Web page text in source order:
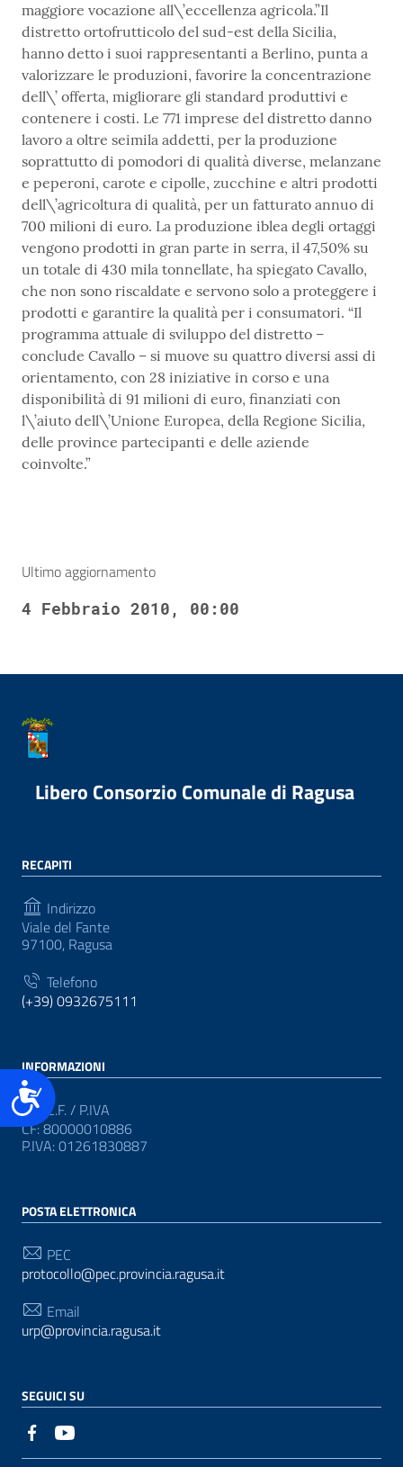
Accessibilità
maggiore vocazione all\’eccellenza agricola.”Il
distretto ortofrutticolo del sud-est della Sicilia,
hanno detto i suoi rappresentanti a Berlino, punta a
valorizzare le produzioni, favorire la concentrazione
dell\’ offerta, migliorare gli standard produttivi e
contenere i costi. Le 771 imprese del distretto danno
lavoro a oltre seimila addetti, per la produzione
soprattutto di pomodori di qualità diverse, melanzane
e peperoni, carote e cipolle, zucchine e altri prodotti
dell\’agricoltura di qualità, per un fatturato annuo di
700 milioni di euro. La produzione iblea degli ortaggi
vengono prodotti in gran parte in serra, il 47,50% su
un totale di 430 mila tonnellate, ha spiegato Cavallo,
che non sono riscaldate e servono solo a proteggere i
prodotti e garantire la qualità per i consumatori. “Il
programma attuale di sviluppo del distretto –
conclude Cavallo – si muove su quattro diversi assi di
orientamento, con 28 iniziative in corso e una
disponibilità di 91 milioni di euro, finanziati con
l\’aiuto dell\’Unione Europea, della Regione Sicilia,
delle province partecipanti e delle aziende
coinvolte.”
Ultimo aggiornamento
4 Febbraio 2010, 00:00
Libero Consorzio Comunale di Ragusa
RECAPITI
Indirizzo
Viale del Fante
97100, Ragusa
Telefono
(+39) 0932675111
INFORMAZIONI
C.F. / P.IVA
CF: 80000010886
P.IVA: 01261830887
POSTA ELETTRONICA
PEC
protocollo@pec.provincia.ragusa.it
Email
urp@provincia.ragusa.it
SEGUICI SU